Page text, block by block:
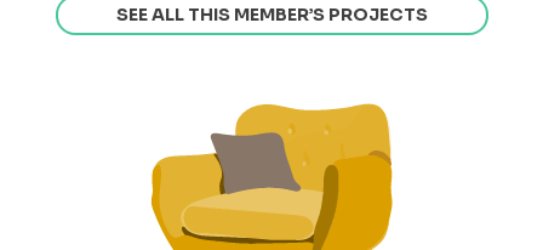
SEE ALL THIS MEMBER’S PROJECTS